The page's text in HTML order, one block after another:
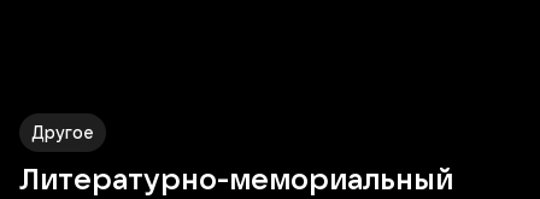
Другое
Литературно-мемориальный